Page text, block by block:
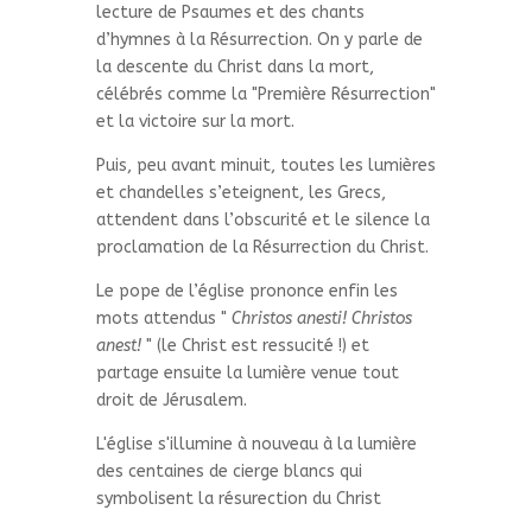
lecture de Psaumes et des chants
d’hymnes à la Résurrection. On y parle de
la descente du Christ dans la mort,
célébrés comme la "Première Résurrection"
et la victoire sur la mort.
Puis, peu avant minuit, toutes les lumières
et chandelles s’eteignent, les Grecs,
attendent dans l’obscurité et le silence la
proclamation de la Résurrection du Christ.
Le pope de l’église prononce enfin les
mots attendus " Christos anesti! Christos
anest! " (le Christ est ressucité !) et
partage ensuite la lumière venue tout
droit de Jérusalem.
L'église s'illumine à nouveau à la lumière
des centaines de cierge blancs qui
symbolisent la résurection du Christ